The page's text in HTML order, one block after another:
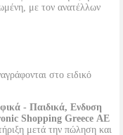
με τον ανατέλλων
στο ειδικό
- Παιδικά, Ενδυση
Shopping Greece ΑΕ
μετά την πώληση και